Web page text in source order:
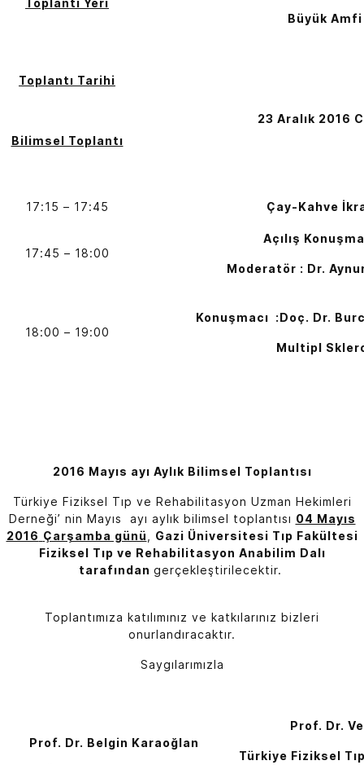
Toplantı Yeri
Büyük Amfi
Toplantı Tarihi
Bilimsel Toplantı
23 Aralık 2016
17:15 – 17:45 Çay-Kahve
17:45 – 18:00
Açılış
Moderatör : Dr.
18:00 – 19:00
Konuşmacı :Doç. Dr.
Multipl
2016 Mayıs ayı Aylık Bilimsel Toplantısı
Türkiye Fiziksel Tıp ve Rehabilitasyon Uzman Hekimleri
Derneği’ nin Mayıs ayı aylık bilimsel toplantısı 04 Mayıs
2016 Çarşamba günü
Gazi Üniversitesi Tıp Fakültesi
Fiziksel Tıp ve Rehabilitasyon Anabilim Dalı
tarafından gerçekleştirilecektir.
Toplantımıza katılımınız ve katkılarınız bizleri
onurlandıracaktır.
Saygılarımızla
Prof. Dr. Belgin Karaoğlan
Prof. Dr.
Türkiye Fiziksel